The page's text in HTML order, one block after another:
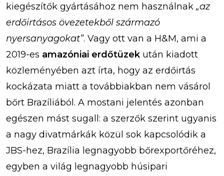
kiegészítők gyártásához nem használnak „az
erdőirtásos övezetekből származó
nyersanyagokat”. Vagy ott van a H&M, ami a
2019-es amazóniai erdőtüzek után kiadott
közleményében azt írta, hogy az erdőirtás
kockázata miatt a továbbiakban nem vásárol
bőrt Brazíliából. A mostani jelentés azonban
egészen mást sugall: a szerzők szerint ugyanis
a nagy divatmárkák közül sok kapcsolódik a
JBS-hez, Brazília legnagyobb bőrexportőréhez,
egyben a világ legnagyobb húsipari